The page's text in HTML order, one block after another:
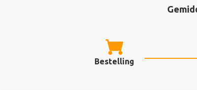
Bestelling